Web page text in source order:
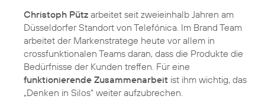
Christoph Pütz arbeitet seit zweieinhalb Jahren am
Düsseldorfer Standort von Telefónica. Im Brand Team
arbeitet der Markenstratege heute vor allem in
crossfunktionalen Teams daran, dass die Produkte die
Bedürfnisse der Kunden treffen. Für eine
funktionierende Zusammenarbeit ist ihm wichtig, das
„Denken in Silos“ weiter aufzubrechen.